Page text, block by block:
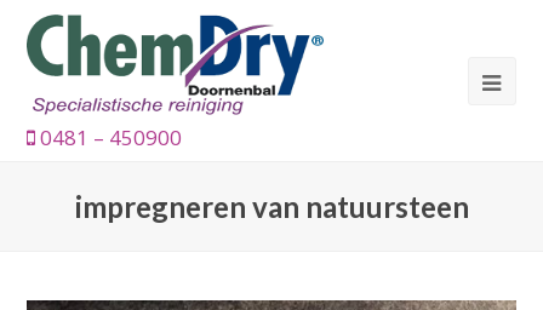
0481 – 450900
impregneren van natuursteen